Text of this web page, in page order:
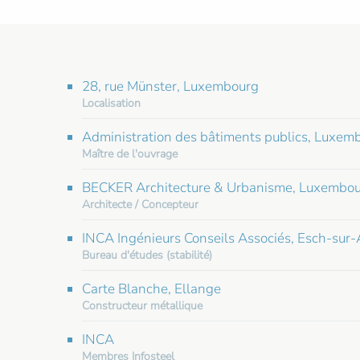
28, rue Münster, Luxembourg
Localisation
Administration des bâtiments publics,
Maître de l'ouvrage
BECKER Architecture & Urbanisme,
Architecte / Concepteur
INCA Ingénieurs Conseils Associés, Esch-
Bureau d'études (stabilité)
Carte Blanche, Ellange
Constructeur métallique
INCA
Membres Infosteel